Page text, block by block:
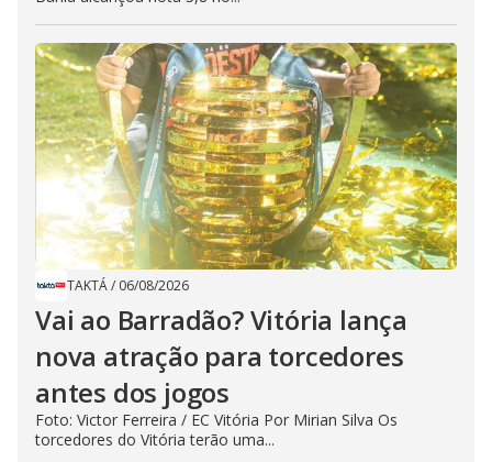
TAKTÁ/ 06/08/2026
Vai ao Barradão? Vitória lança
nova atração para torcedores
antes dos jogos
Foto: Victor Ferreira / EC Vitória Por Mirian Silva Os
torcedores do Vitória terão uma...